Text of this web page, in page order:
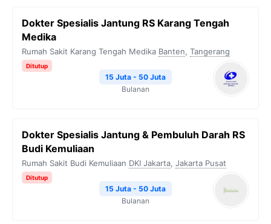
Dokter Spesialis Jantung RS Karang Tengah
Medika
Rumah Sakit Karang Tengah Medika Banten, Tangerang
Ditutup
15 Juta - 50 Juta
Bulanan
Dokter Spesialis Jantung & Pembuluh Darah RS
Budi Kemuliaan
Rumah Sakit Budi Kemuliaan DKI Jakarta, Jakarta Pusat
Ditutup
15 Juta - 50 Juta
Bulanan